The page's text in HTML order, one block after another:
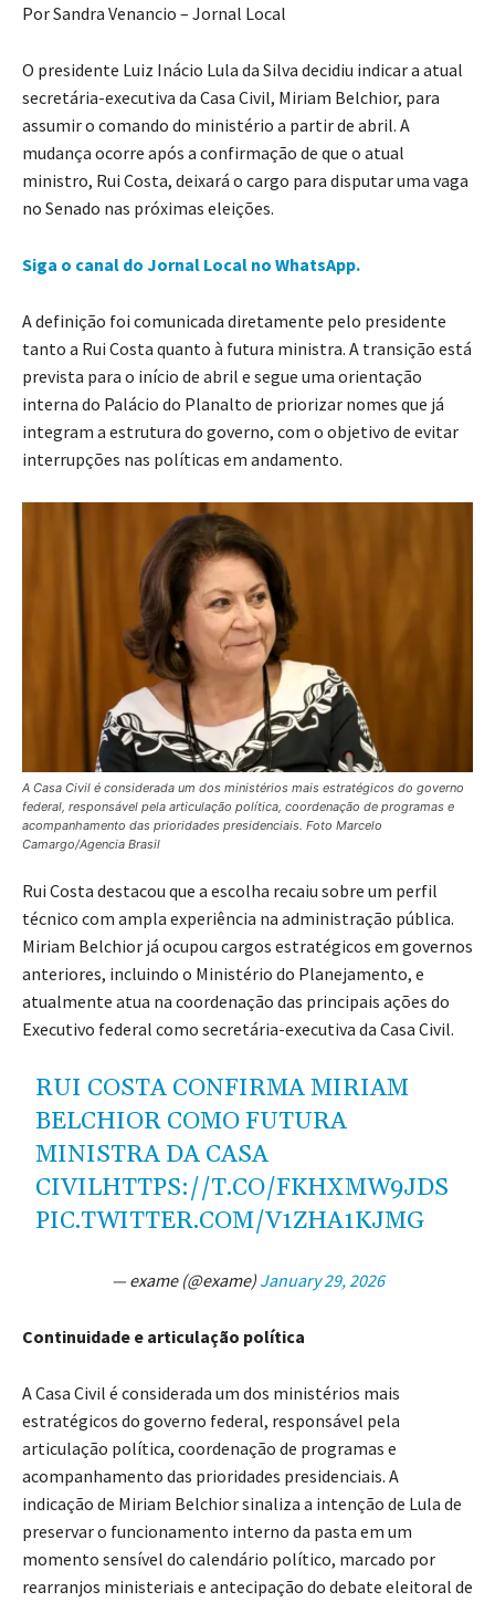
Por Sandra Venancio – Jornal Local
O presidente Luiz Inácio Lula da Silva decidiu indicar a atual
secretária-executiva da Casa Civil, Miriam Belchior, para
assumir o comando do ministério a partir de abril. A
mudança ocorre após a confirmação de que o atual
ministro, Rui Costa, deixará o cargo para disputar uma vaga
no Senado nas próximas eleições.
Siga o canal do Jornal Local no WhatsApp.
A definição foi comunicada diretamente pelo presidente
tanto a Rui Costa quanto à futura ministra. A transição está
prevista para o início de abril e segue uma orientação
interna do Palácio do Planalto de priorizar nomes que já
integram a estrutura do governo, com o objetivo de evitar
interrupções nas políticas em andamento.
A Casa Civil é considerada um dos ministérios mais estratégicos do governo
federal, responsável pela articulação política, coordenação de programas e
acompanhamento das prioridades presidenciais. Foto Marcelo
Camargo/Agencia Brasil
Rui Costa destacou que a escolha recaiu sobre um perfil
técnico com ampla experiência na administração pública.
Miriam Belchior já ocupou cargos estratégicos em governos
anteriores, incluindo o Ministério do Planejamento, e
atualmente atua na coordenação das principais ações do
Executivo federal como secretária-executiva da Casa Civil.
RUI COSTA CONFIRMA MIRIAM
BELCHIOR COMO FUTURA
MINISTRA DA CASA
CIVILHTTPS://T.CO/FKHXMW9JDS
PIC.TWITTER.COM/V1ZHA1KJMG
— exame (@exame) January 29, 2026
Continuidade e articulação política
A Casa Civil é considerada um dos ministérios mais
estratégicos do governo federal, responsável pela
articulação política, coordenação de programas e
acompanhamento das prioridades presidenciais. A
indicação de Miriam Belchior sinaliza a intenção de Lula de
preservar o funcionamento interno da pasta em um
momento sensível do calendário político, marcado por
rearranjos ministeriais e antecipação do debate eleitoral de